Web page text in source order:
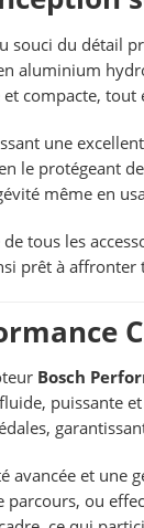
souci du
aluminium
compacte,
une
le protégeant
même en
tous les
prêt à
Bosch
puissante
et une
parcours, ou